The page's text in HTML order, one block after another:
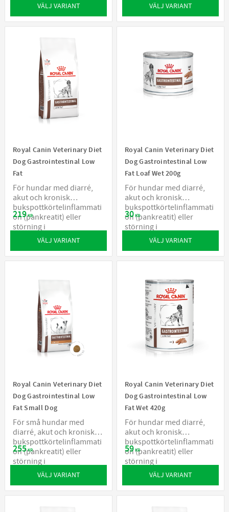
VÄLJ VARIANT VÄLJ VARIANT
Royal Canin Veterinary Diet
Dog Gastrointestinal Low
Fat
För hundar med diarré,
akut och kronisk
bukspottkörtelinflammati
on (pankreatit) eller
störning i
fettomsättningen
219KR
VÄLJ VARIANT
Royal Canin Veterinary Diet
Dog Gastrointestinal Low
Fat Loaf Wet 200g
För hundar med diarré,
akut och kronisk
bukspottkörtelinflammati
on (pankreatit) eller
störning i
fettomsättningen
30KR
VÄLJ VARIANT
Royal Canin Veterinary Diet
Dog Gastrointestinal Low
Fat Small Dog
För små hundar med
diarré, akut och kronisk
bukspottkörtelinflammati
on (pankreatit) eller
störning i
fettomsättningen
255KR
VÄLJ VARIANT
Royal Canin Veterinary Diet
Dog Gastrointestinal Low
Fat Wet 420g
För hundar med diarré,
akut och kronisk
bukspottkörtelinflammati
on (pankreatit) eller
störning i
fettomsättningen
59KR
VÄLJ VARIANT